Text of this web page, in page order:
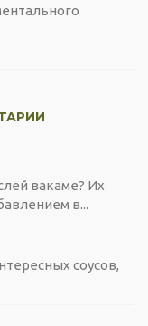
вакаме? Их
в...
соусов,